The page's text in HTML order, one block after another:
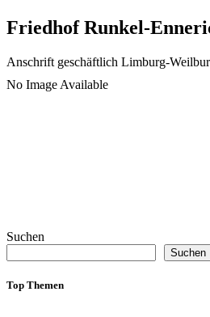
Friedhof Runkel-
Anschrift geschäftlich Limburg-
No Image Available
Suchen
Suchen
Top Themen